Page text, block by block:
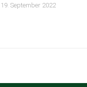
19. September 2022